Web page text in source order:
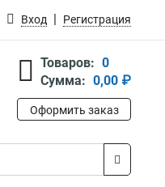
Вход Регистрация
Товаров: 0
Сумма: 0,00 ₽
Оформить заказ